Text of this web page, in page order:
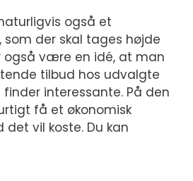
også et
som der skal tages højde
også være en idé, at man
tilbud hos udvalgte
interessante. På den
få et økonomisk
det vil koste. Du kan